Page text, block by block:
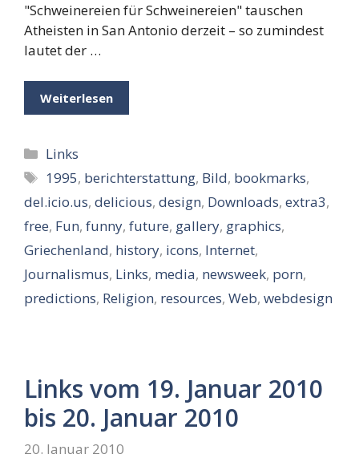
"Schweinereien für Schweinereien" tauschen
Atheisten in San Antonio derzeit – so zumindest
lautet der …
Weiterlesen
Kategorien
Links
Schlagwörter
1995, berichterstattung, Bild, bookmarks,
del.icio.us, delicious, design, Downloads, extra3,
free, Fun, funny, future, gallery, graphics,
Griechenland, history, icons, Internet,
Journalismus, Links, media, newsweek, porn,
predictions, Religion, resources, Web, webdesign
Links vom 19. Januar 2010
bis 20. Januar 2010
20. Januar 2010